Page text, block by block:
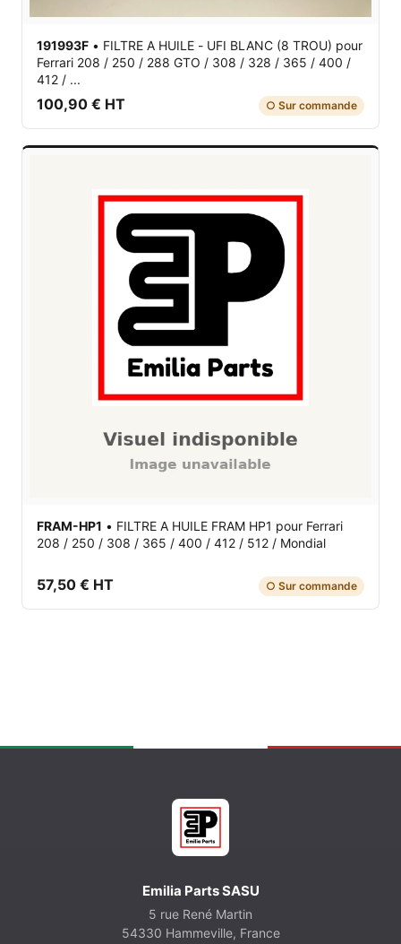
191993F • FILTRE A HUILE - UFI BLANC (8 TROU) pour
Ferrari 208 / 250 / 288 GTO / 308 / 328 / 365 / 400 /
412 / ...
100,90 € HT ○ Sur commande
FRAM-HP1 • FILTRE A HUILE FRAM HP1 pour Ferrari
208 / 250 / 308 / 365 / 400 / 412 / 512 / Mondial
57,50 € HT ○ Sur commande
Emilia Parts SASU
5 rue René Martin
54330 Hammeville, France